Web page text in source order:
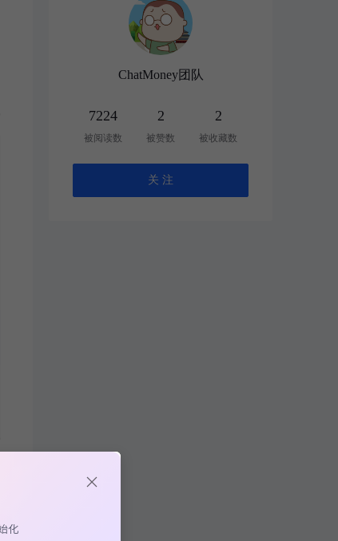
ChatMoney团队
7224
被阅读数
2
被赞数
2
被收藏数
关 注